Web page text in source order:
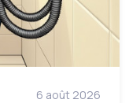
6 août 2026